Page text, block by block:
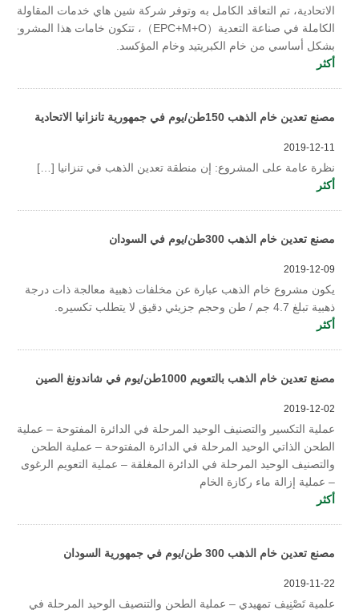
الاتحادية، تم التعاقد الكامل به وتوفر شركة شين هاي خدمات المقاولة
الكاملة في صناعة التعدية（EPC+M+O）، تتكون خامات هذا المشروع
بشكل أساسي من خام الكبريتيد وخام المؤكسد.
أكثر
مصنع تعدين خام الذهب 150طن/يوم في جمهورية تانزانيا الاتحادية
2019-12-11
نظرة عامة على المشروع: إن منطقة تعدين الذهب في تنزانيا […]
أكثر
مصنع تعدين خام الذهب 300طن/يوم في السودان
2019-12-09
يكون مشروع خام الذهب عبارة عن مخلفات ذهبية معالجة ذات درجة
ذهبية تبلغ 4.7 جم / طن وحجم جزيئي دقيق لا يتطلب تكسيره.
أكثر
مصنع تعدين خام الذهب بالتعويم 1000طن/يوم في شاندونغ الصين
2019-12-02
عملية التكسير والتصنيف الوحيد المرحلة في الدائرة المفتوحة – عملية
الطحن الذاتي الوحيد المرحلة في الدائرة المفتوحة – عملية الطحن
والتصنيف الوحيد المرحلة في الدائرة المغلقة – عملية التعويم الرغوى
– عملية إزالة ماء ركازة الخام
أكثر
مصنع تعدين خام الذهب 300 طن/يوم في جمهورية السودان
2019-11-22
علمية تَصْنِيف تمهيدي‏ – عملية الطحن والتنصيف الوحيد المرحلة في